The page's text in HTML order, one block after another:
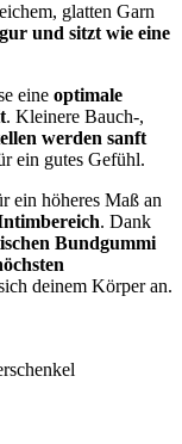
glatten Garn
und sitzt wie eine
eine optimale
. Kleinere Bauch-,
werden sanft
ein gutes Gefühl.
ein höheres Maß an
. Dank
Bundgummi
deinem Körper an.